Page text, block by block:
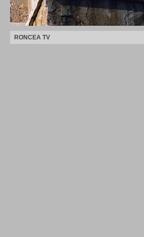
RONCEA TV